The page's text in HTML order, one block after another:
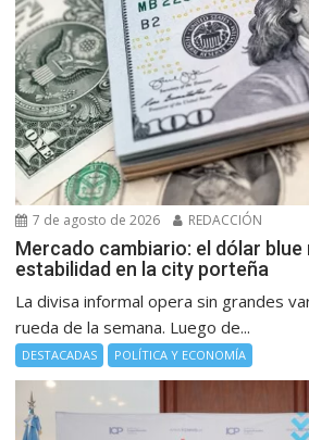
7 de agosto de 2026 REDACCIÓN
Mercado cambiario: el dólar blue
estabilidad en la city porteña
La divisa informal opera sin grandes
rueda de la semana. Luego de...
DESTACADAS POLÍTICA Y ECONOMÍA